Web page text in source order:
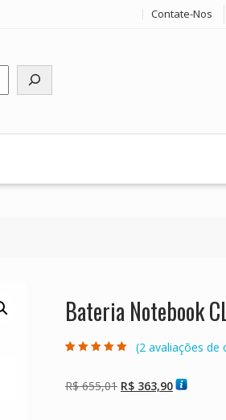
Contate-Nos
Bateria Notebook
baseado em
avaliações de
(2 avaliações de
R$655,01 O
R$ 363,90O